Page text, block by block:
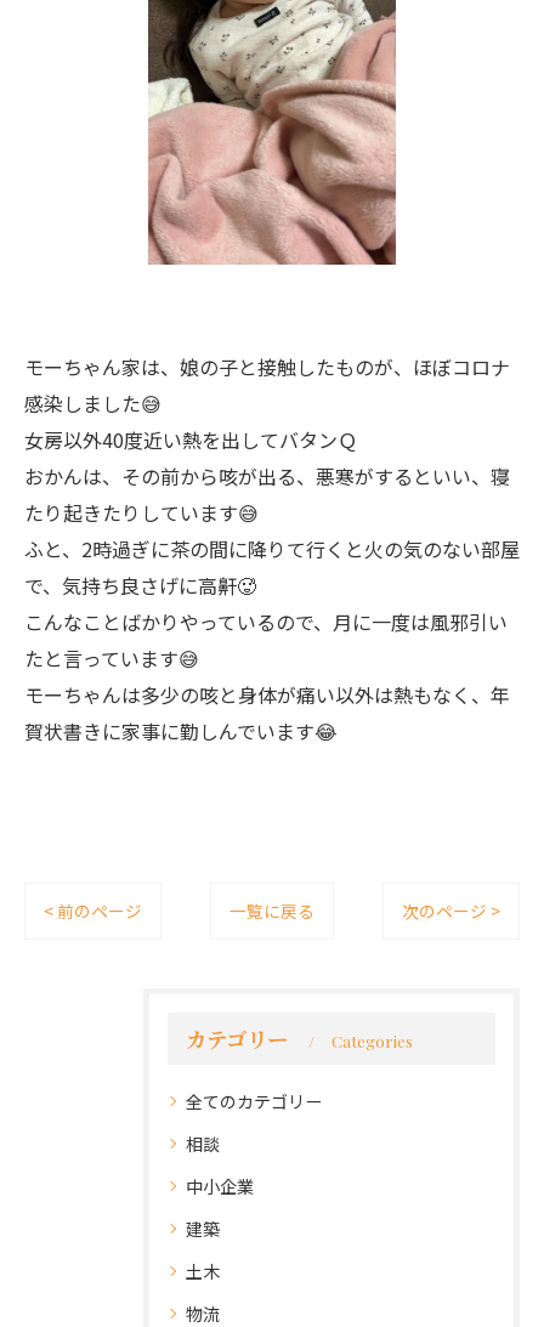
モーちゃん家は、娘の子と接触したものが、ほぼコロナ
感染しました😅
女房以外40度近い熱を出してバタンＱ
おかんは、その前から咳が出る、悪寒がするといい、寝
たり起きたりしています😅
ふと、2時過ぎに茶の間に降りて行くと火の気のない部屋
で、気持ち良さげに高鼾🥵
こんなことばかりやっているので、月に一度は風邪引い
たと言っています😅
モーちゃんは多少の咳と身体が痛い以外は熱もなく、年
賀状書きに家事に勤しんでいます😂
< 前のページ 一覧に戻る 次のページ >
カテゴリー Categories
全てのカテゴリー
相談
中小企業
建築
土木
物流